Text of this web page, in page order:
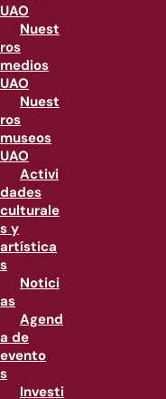
UAO
Nuest
ros
medios
UAO
Nuest
ros
museos
UAO
Activi
dades
culturale
s y
artística
s
Notici
as
Agend
a de
evento
s
Investi